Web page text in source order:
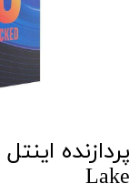
Lake